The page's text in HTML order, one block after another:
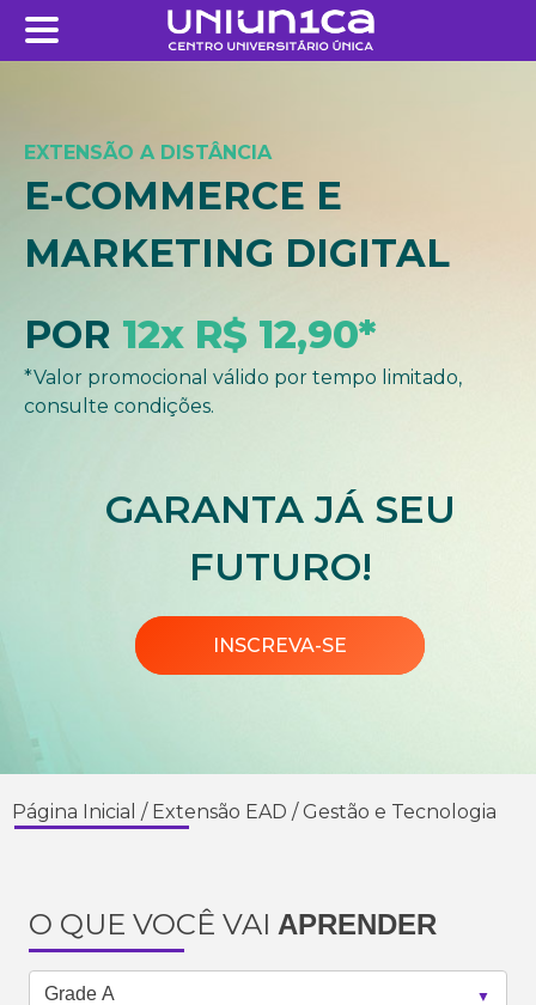
EXTENSÃO A DISTÂNCIA
E-COMMERCE E
MARKETING DIGITAL
POR 12x R$ 12,90*
*Valor promocional válido por tempo limitado,
consulte condições.
GARANTA JÁ SEU
FUTURO!
INSCREVA-SE
Página Inicial / Extensão EAD /Gestão e Tecnologia
O QUE VOCÊ VAI APRENDER